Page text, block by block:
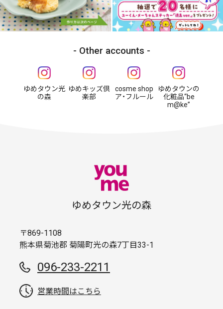
Other accounts
ゆめタウン光
の森
ゆめキッズ倶
楽部
cosme shop
ア・フルール
ゆめタウンの
化粧品“be
m@ke”
ゆめタウン光の森
〒869-1108
熊本県菊池郡 菊陽町光の森7丁目33-1
096-233-2211
営業時間はこちら